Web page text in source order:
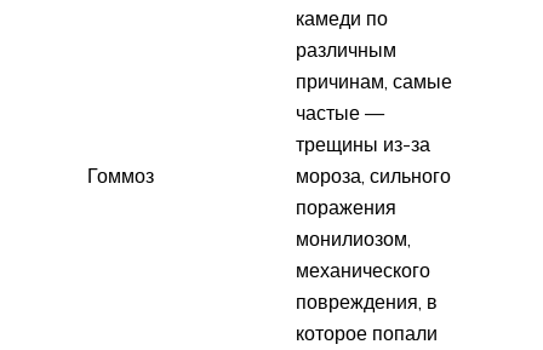
Гоммоз
камеди по
различным
причинам, самые
частые —
трещины из-за
мороза, сильного
поражения
монилиозом,
механического
повреждения, в
которое попали